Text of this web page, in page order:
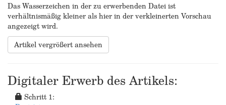
Das Wasserzeichen in der zu erwerbenden Datei ist
verhältnismäßig kleiner als hier in der verkleinerten Vorschau
angezeigt wird.
Artikel vergrößert ansehen
Digitaler Erwerb des Artikels:
Schritt 1: